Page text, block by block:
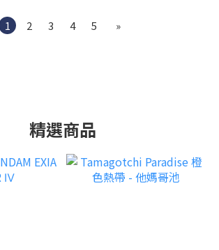
1 2 3 4 5 »
精選商品